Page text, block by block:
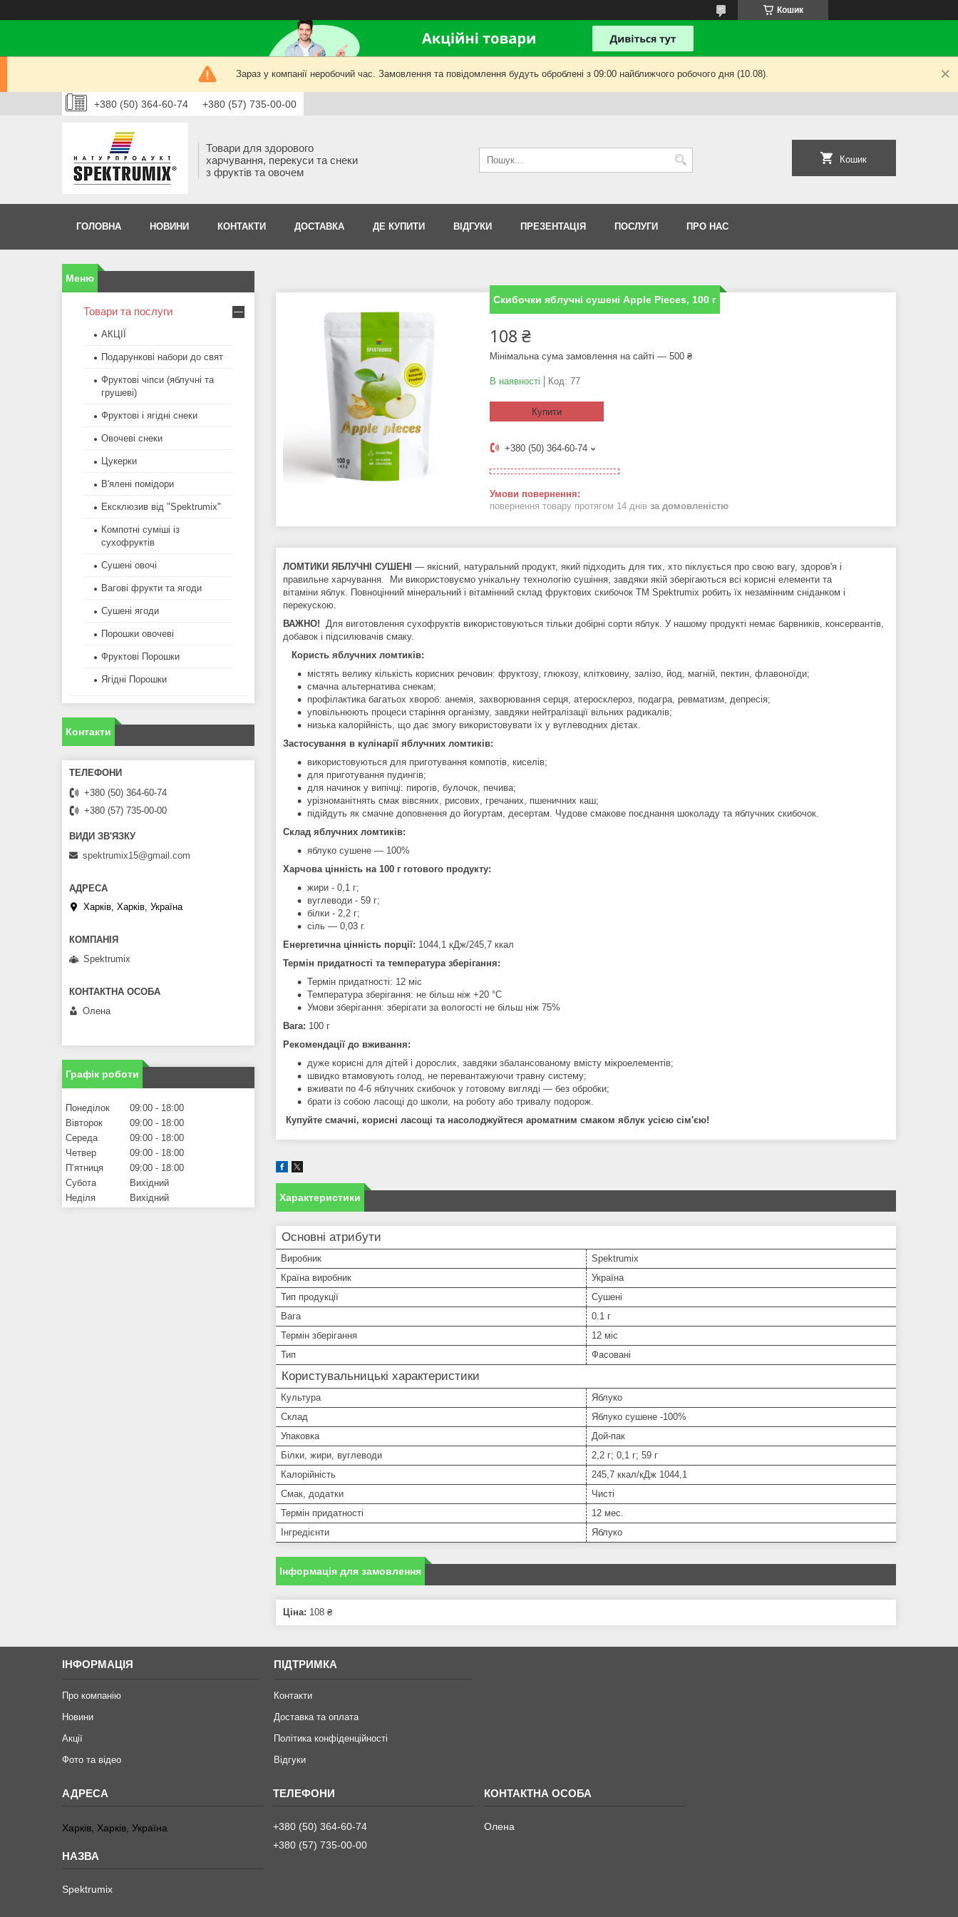
Кошик
Зараз у компанії неробочий час. Замовлення та повідомлення будуть оброблені з 09:00 найближчого робочого дня (10.08).
+380 (50) 364-60-74 +380 (57) 735-00-00
Товари для здорового
харчування, перекуси та снеки
з фруктів та овочем
Кошик
ГОЛОВНА НОВИНИ КОНТАКТИ ДОСТАВКА ДЕ КУПИТИ ВІДГУКИ ПРЕЗЕНТАЦІЯ ПОСЛУГИ ПРО НАС
Скибочки яблучні сушені Apple Pieces, 100 г
108 ₴
Мінімальна сума замовлення на сайті — 500 ₴
В наявності Код: 77
Купити
+380 (50) 364-60-74
повернення товару протягом 14 днів за домовленістю
ЛОМТИКИ ЯБЛУЧНІ СУШЕНІ
— якісний, натуральний продукт, який підходить для тих, хто піклується про свою вагу, здоров'я і
правильне харчування. Ми використовуємо унікальну технологію сушіння, завдяки якій зберігаються всі корисні елементи та
вітаміни яблук. Повноцінний мінеральний і вітамінний склад фруктових скибочок ТМ Spektrumix робить їх незамінним сніданком і
перекускою.
ВАЖНО! Для виготовлення сухофруктів використовуються тільки добірні сорти яблук. У нашому продукті немає барвників, консервантів,
добавок і підсилювачів смаку.
Користь яблучних ломтиків:
містять велику кількість корисних речовин: фруктозу, глюкозу, клітковину, залізо, йод, магній, пектин, флавоноїди;
смачна альтернатива снекам;
профілактика багатьох хвороб: анемія, захворювання серця, атеросклероз, подагра, ревматизм, депресія;
уповільнюють процеси старіння організму, завдяки нейтралізації вільних радикалів;
низька калорійність, що дає змогу використовувати їх у вуглеводних дієтах.
Застосування в кулінарії яблучних ломтиків:
використовуються для приготування компотів, киселів;
для приготування пудингів;
для начинок у випічці: пирогів, булочок, печива;
урізноманітнять смак вівсяних, рисових, гречаних, пшеничних каш;
підійдуть як смачне доповнення до йогуртам, десертам. Чудове смакове поєднання шоколаду та яблучних скибочок.
Склад яблучних ломтиків:
яблуко сушене — 100%
Харчова цінність на 100 г готового продукту:
жири - 0,1 г;
вуглеводи - 59 г;
білки - 2,2 г;
сіль — 0,03 г.
Енергетична цінність порції: 1044,1 кДж/245,7 ккал
Термін придатності та температура зберігання:
Термін придатності: 12 міс
Температура зберігання: не більш ніж +20 °C
Умови зберігання: зберігати за вологості не більш ніж 75%
Вага: 100 г
Рекомендації до вживання:
дуже корисні для дітей і дорослих, завдяки збалансованому вмісту мікроелементів;
швидко втамовують голод, не перевантажуючи травну систему;
вживати по 4-6 яблучних скибочок у готовому вигляді — без обробки;
брати із собою ласощі до школи, на роботу або тривалу подорож.
Купуйте смачні, корисні ласощі та насолоджуйтеся ароматним смаком яблук усією сім'єю!
Характеристики
Основні атрибути
Виробник
Spektrumix
Країна виробник
Україна
Тип продукції
Сушені
Вага
0.1 г
Термін зберігання
12 міс
Тип
Фасовані
Користувальницькі характеристики
Культура
Яблуко
Склад
Яблуко сушене -100%
Упаковка
Дой-пак
Білки, жири, вуглеводи
2,2 г; 0,1 г; 59 г
Калорійність
245,7 ккал/кДж 1044,1
Смак, додатки
Чисті
Термін придатності
12 мес.
Інгредієнти
Яблуко
Інформація для замовлення
Ціна: 108 ₴
Товари та послуги
АКЦІЇ
Подарункові набори до свят
Фруктові чіпси (яблучні та
грушеві)
Фруктові і ягідні снеки
Овочеві снеки
Цукерки
В'ялені помідори
Ексклюзив від "Spektrumix"
Компотні суміші із
сухофруктів
Сушені овочі
Вагові фрукти та ягоди
Сушені ягоди
Порошки овочеві
Фруктові Порошки
Ягідні Порошки
Контакти
+380 (50) 364-60-74
+380 (57) 735-00-00
spektrumix15@gmail.com
Харків, Харків, Україна
Spektrumix
Олена
Графік роботи
Понеділок 09:00
18:00
Вівторок
09:00
18:00
Середа
09:00
18:00
Четвер
09:00
18:00
Пʼятниця
09:00
18:00
Субота
Вихідний
Неділя
Вихідний
ІНФОРМАЦІЯ
Про компанію
Новини
Акції
Фото та відео
ПІДТРИМКА
Контакти
Доставка та оплата
Політика конфіденційності
Відгуки
Харків, Харків, Україна
Spektrumix
+380 (50) 364-60-74
+380 (57) 735-00-00
Олена